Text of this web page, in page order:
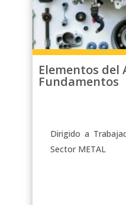
Elementos del
Fundamentos
Dirigido a
Sector METAL